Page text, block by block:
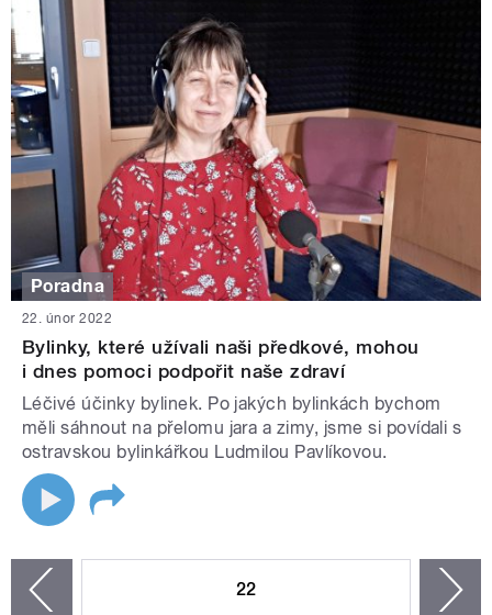
Poradna
22. únor 2022
Bylinky, které užívali naši předkové, mohou
i dnes pomoci podpořit naše zdraví
Léčivé účinky bylinek. Po jakých bylinkách bychom
měli sáhnout na přelomu jara a zimy, jsme si povídali s
ostravskou bylinkářkou Ludmilou Pavlíkovou.
22